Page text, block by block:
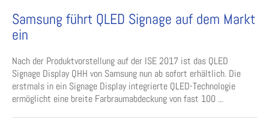
Samsung führt QLED Signage auf dem Markt
ein
Nach der Produktvorstellung auf der ISE 2017 ist das QLED
Signage Display QHH von Samsung nun ab sofort erhältlich. Die
erstmals in ein Signage Display integrierte QLED-Technologie
ermöglicht eine breite Farbraumabdeckung von fast 100 ...